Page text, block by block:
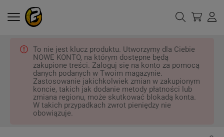
To nie jest klucz produktu. Utworzymy dla Ciebie
NOWE KONTO, na którym dostępne będą
zakupione treści. Zaloguj się na konto za pomocą
danych podanych w Twoim magazynie.
Zastosowanie jakichkolwiek zmian w zakupionym
koncie, takich jak dodanie metody płatności lub
zmiana regionu, może skutkować blokadą konta.
W takich przypadkach zwrot pieniędzy nie
obowiązuje.